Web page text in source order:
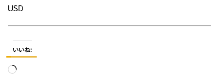
USD
いいね:
読